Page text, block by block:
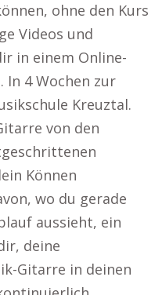
ohne den Kurs
Videos und
in einem Online-
4 Wochen zur
Kreuztal.
von den
Können
wo du gerade
aussieht, ein
deine
Gitarre in deinen